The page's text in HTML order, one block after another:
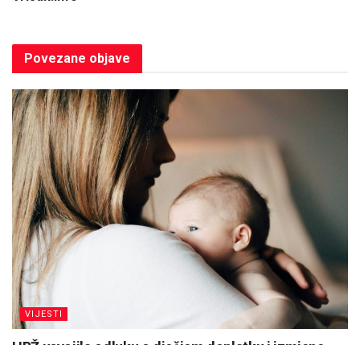
Povezane objave
VIJESTI